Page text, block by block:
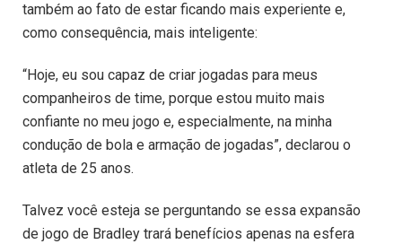
também ao fato de estar ficando mais experiente e,
como consequência, mais inteligente:
“Hoje, eu sou capaz de criar jogadas para meus
companheiros de time, porque estou muito mais
confiante no meu jogo e, especialmente, na minha
condução de bola e armação de jogadas”, declarou o
atleta de 25 anos.
Talvez você esteja se perguntando se essa expansão
de jogo de Bradley trará benefícios apenas na esfera